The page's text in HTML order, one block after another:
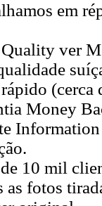
em
ver
(cerca
Money
10 mil
as fotos